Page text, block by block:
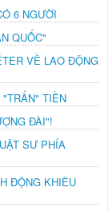
6 NGƯỜI
QUỐC"
VỀ LAO ĐỘNG
TIỀN
ĐÀI"!
SƯ PHÍA
ĐỘNG KHIÊU